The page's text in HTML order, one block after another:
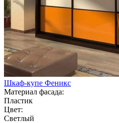
Шкаф-купе Феникс
Материал фасада:
Пластик
Цвет:
Светлый